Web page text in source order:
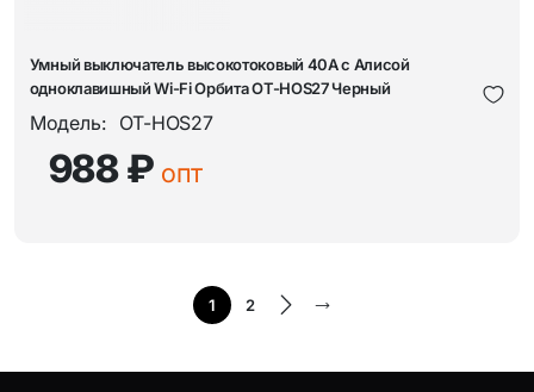
Умный выключатель высокотоковый 40А с Алисой
одноклавишный Wi-Fi Орбита OT-HOS27 Черный
Модель: OT-HOS27
988 ₽ опт
1 2